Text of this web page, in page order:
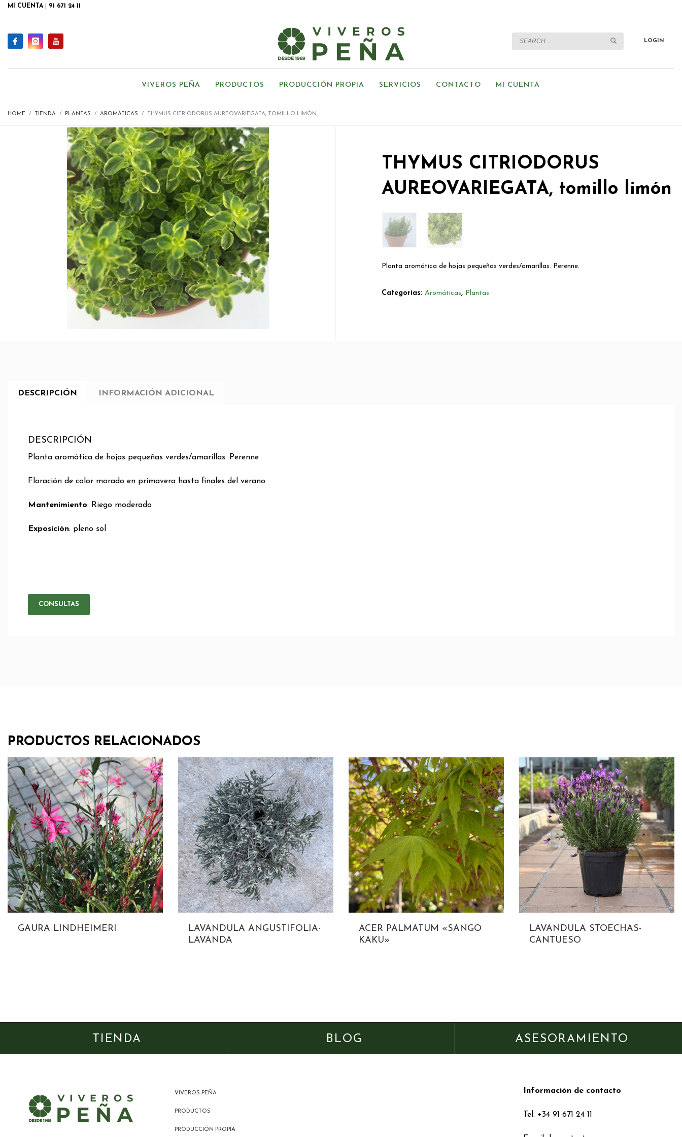
MI CUENTA 91 671 24 11
LOGIN
VIVEROS PEÑA PRODUCTOS PRODUCCIÓN PROPIA SERVICIOS CONTACTO MI CUENTA
HOME TIENDA PLANTAS AROMÁTICAS THYMUS CITRIODORUS AUREOVARIEGATA, TOMILLO LIMÓN
THYMUS CITRIODORUS
AUREOVARIEGATA, tomillo limón
Planta aromática de hojas pequeñas verdes/amarillas. Perenne.
Categorías: Aromáticas, Plantas
DESCRIPCIÓN INFORMACIÓN ADICIONAL
DESCRIPCIÓN
Planta aromática de hojas pequeñas verdes/amarillas. Perenne
Floración de color morado en primavera hasta finales del verano
Mantenimiento: Riego moderado
Exposición: pleno sol
CONSULTAS
PRODUCTOS RELACIONADOS
GAURA LINDHEIMERI
LAVANDULA ANGUSTIFOLIA-
LAVANDA
ACER PALMATUM «SANGO
KAKU»
LAVANDULA STOECHAS-
CANTUESO
TIENDA BLOG ASESORAMIENTO
VIVEROS PEÑA
PRODUCTOS
PRODUCCIÓN PROPIA
Información de contacto
Tel: +34 91 671 24 11